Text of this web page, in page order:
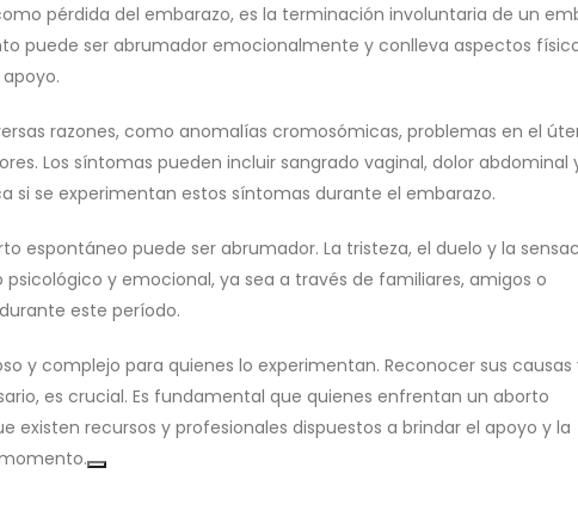
pérdida del embarazo, es la terminación involuntaria de un
puede ser abrumador emocionalmente y conlleva aspectos
razones, como anomalías cromosómicas, problemas en el
Los síntomas pueden incluir sangrado vaginal, dolor abdominal
si se experimentan estos síntomas durante el embarazo.
espontáneo puede ser abrumador. La tristeza, el duelo y la
y emocional, ya sea a través de familiares, amigos o
este período.
y complejo para quienes lo experimentan. Reconocer sus causas
es crucial. Es fundamental que quienes enfrentan un aborto
existen recursos y profesionales dispuestos a brindar el apoyo y la